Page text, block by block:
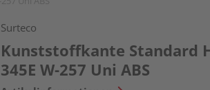
Surteco
Kunststoffkante
345E W-257 Uni ABS